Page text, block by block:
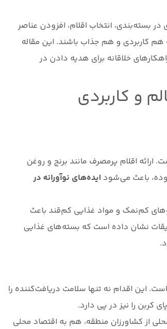
بسته‌بندی، انتخاب اقلام، افزودن عناصر
هم کاربردی و هم جذاب باشند. این مقاله
خلاقانه برای هدیه دادن در
و کاربردی
اقلام پرمصرف مانند برنج و روغن
باعث می‌شود ایده‌های نوآورانه در
کم‌نمک و مواد غذایی کم‌قند باعث
نشان داده است که بسته‌های غذایی
این اقدام نه تنها سلامت دریافت‌کننده را
را نیز در پی دارد.
از کشاورزان منطقه، هم به اقتصاد محلی